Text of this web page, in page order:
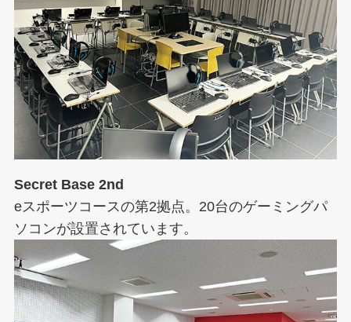
Secret Base 2nd
eスポーツコースの第2拠点。20台のゲーミングパ
ソコンが設置されています。